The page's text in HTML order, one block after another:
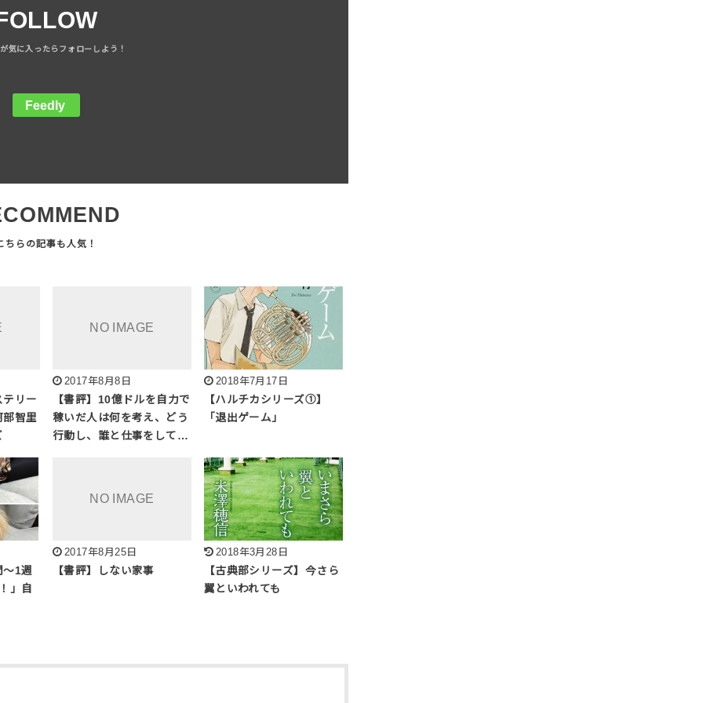
Feedly
リー
部智里
2017年8月8日
【書評】10億ドルを自力で
稼いだ人は何を考え、どう
行動し、誰と仕事をして…
2018年7月17日
【ハルチカシリーズ①】
「退出ゲーム」
〜1週
」自
2017年8月25日
【書評】しない家事
2018年3月28日
【古典部シリーズ】今さら
翼といわれても